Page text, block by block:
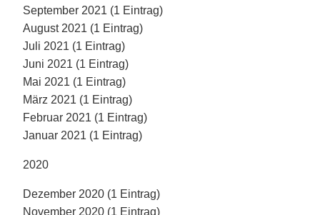
September 2021 (1 Eintrag)
August 2021 (1 Eintrag)
Juli 2021 (1 Eintrag)
Juni 2021 (1 Eintrag)
Mai 2021 (1 Eintrag)
März 2021 (1 Eintrag)
Februar 2021 (1 Eintrag)
Januar 2021 (1 Eintrag)
2020
Dezember 2020 (1 Eintrag)
November 2020 (1 Eintrag)